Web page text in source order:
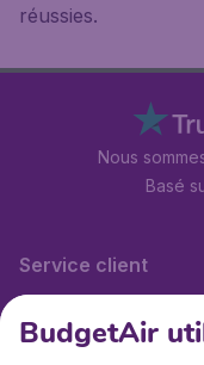
réussies.
Nous
Basé
Service client
BudgetAir.fr
BudgetAir